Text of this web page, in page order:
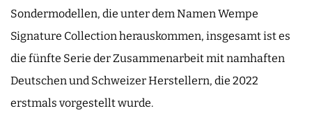
Sondermodellen, die unter dem Namen Wempe
Signature Collection herauskommen, insgesamt ist es
die fünfte Serie der Zusammenarbeit mit namhaften
Deutschen und Schweizer Herstellern, die 2022
erstmals vorgestellt wurde.